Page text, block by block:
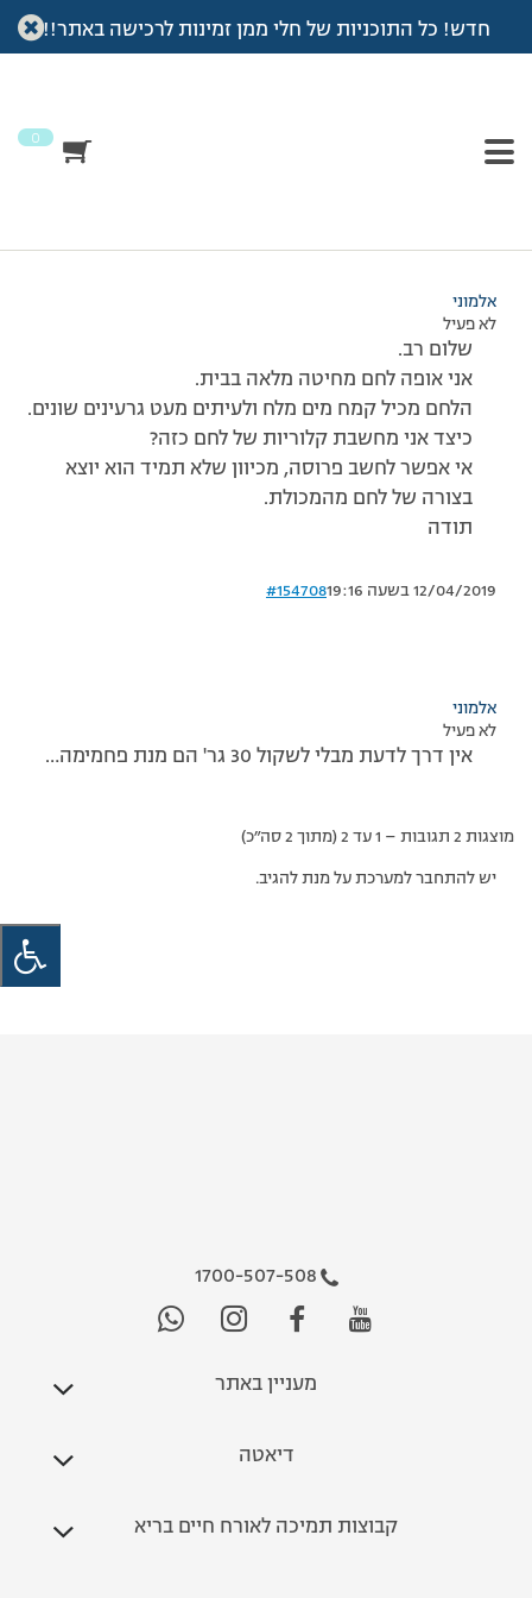
חדש! כל התוכניות של חלי ממן זמינות לרכישה באתר!!
0
עמוד הבית >דיונים>פורום >אפית לחם בבית
מוצגות 2 תגובות – 1 עד 2 (מתוך 2 סה״כ)
אלמוני
לא פעיל
שלום רב.
אני אופה לחם מחיטה מלאה בבית.
הלחם מכיל קמח מים מלח ולעיתים מעט גרעינים שונים.
כיצד אני מחשבת קלוריות של לחם כזה?
אי אפשר לחשב פרוסה, מכיוון שלא תמיד הוא יוצא
בצורה של לחם מהמכולת.
תודה
12/04/2019 בשעה 19:16 #154708
אלמוני
לא פעיל
אין דרך לדעת מבלי לשקול 30 גר' הם מנת פחמימה…
מוצגות 2 תגובות – 1 עד 2 (מתוך 2 סה״כ)
יש להתחבר למערכת על מנת להגיב.
1700-507-508
מעניין באתר
דיאטה
קבוצות תמיכה לאורח חיים בריא